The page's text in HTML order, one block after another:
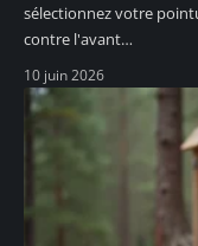
sélectionnez votre
contre l'avant…
10 juin 2026